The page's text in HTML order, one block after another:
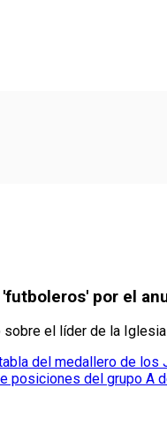
por el
sobre el líder de la
del medallero de los
posiciones del grupo A